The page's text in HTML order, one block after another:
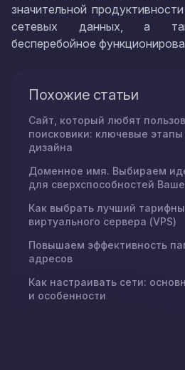
значительной
сетевых данных, а
бесперебойное
Похожие статьи
Сайт, который любят
поисковики: ключевые
дизайна
Доменное имя. Выбираем
для сверхспособностей
Как выбрать лучший
виртуального сервера (VPS)
Повышаем эффективность
адресов
Как настраивать сети:
и особенности